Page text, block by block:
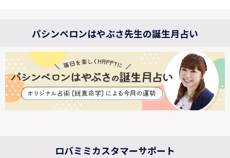
パシンペロンはやぶさ先生の誕生月占い
ロバミミカスタマーサポート